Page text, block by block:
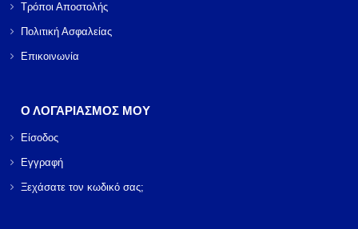
Τρόποι Αποστολής
Πολιτική Ασφαλείας
Επικοινωνία
Ο ΛΟΓΑΡΙΑΣΜΟΣ ΜΟΥ
Είσοδος
Εγγραφή
Ξεχάσατε τον κωδικό σας;